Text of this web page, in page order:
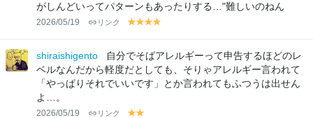
がしんどいってパターンもあったりする…"難しいのねん
2026/05/19 リンク
y
lo
w
y
lo
w
y
lo
w
lo
w
shiraishigento
自分でそばアレルギーって申告するほどのレ
ベルなんだから軽度だとしても、そりゃアレルギー言われて
「やっぱりそれでいいです」とか言われてもふつうは出せん
よ…。
2026/05/19 リンク
y